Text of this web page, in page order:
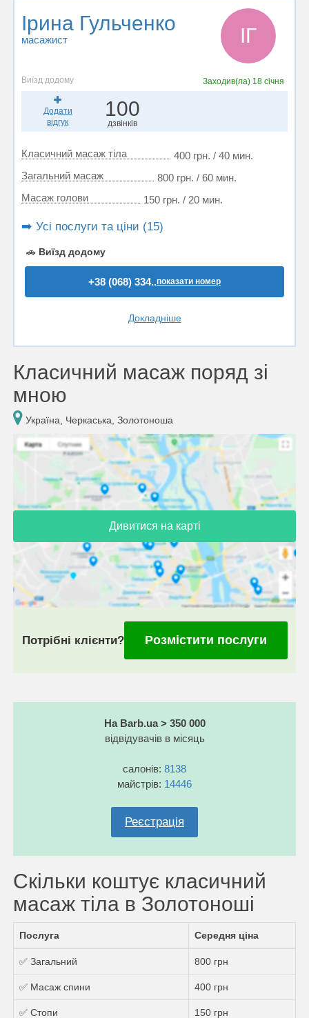
Ірина Гульченко
масажист ІГ
Виїзд додому Заходив(ла) 18 січня
Додати
відгук
100
дзвінків
Класичний масаж тіла
400 грн. / 40 мин.
Загальний масаж
800 грн. / 60 мин.
Масаж голови
150 грн. / 20 мин.
➡️ Усі послуги та ціни (15)
🚗 Виїзд додому
+38 (068) 334..показати номер
Докладніше
Класичний масаж поряд зі
мною
Україна, Черкаська, Золотоноша
Дивитися на карті
Потрібні клієнти? Розмістити послуги
На Barb.ua > 350 000
відвідувачів в місяць
салонів: 8138
майстрів: 14446
Реєстрація
Скільки коштує класичний
масаж тіла в Золотоноші
Послуга Середня ціна
✅ Загальний 800 грн
✅ Масаж спини 400 грн
✅ Стопи 150 грн